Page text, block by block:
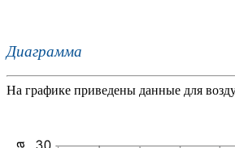
Диаграмма
На графике приведены данные для